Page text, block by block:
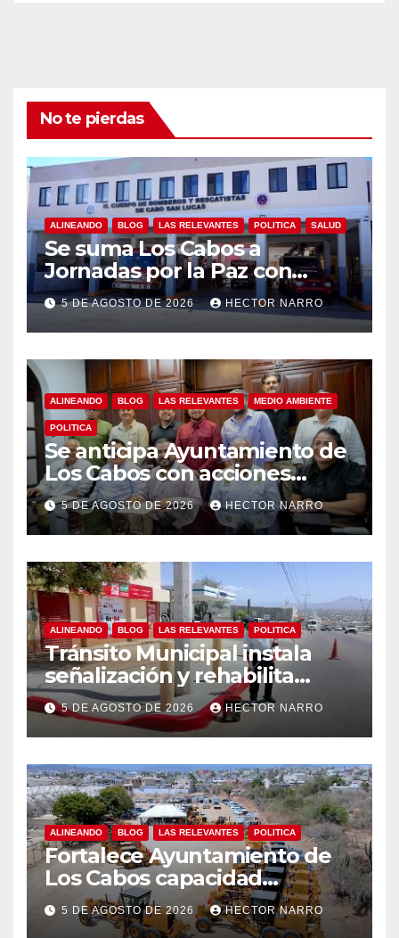
No te pierdas
ALINEANDO BLOG LAS RELEVANTES POLITICA SALUD
Se suma Los Cabos a
Jornadas por la Paz con
capacitación en primeros
auxilios para jóvenes
5 DE AGOSTO DE 2026 HECTOR NARRO
ALINEANDO BLOG LAS RELEVANTES MEDIO AMBIENTE
POLITICA
Se anticipa Ayuntamiento de
Los Cabos con acciones
preventivas ante lluvias en el
centro histórico
5 DE AGOSTO DE 2026 HECTOR NARRO
ALINEANDO BLOG LAS RELEVANTES POLITICA
Tránsito Municipal instala
señalización y rehabilita
cruces peatonales en Los
Cabos
5 DE AGOSTO DE 2026 HECTOR NARRO
ALINEANDO BLOG LAS RELEVANTES POLITICA
Fortalece Ayuntamiento de
Los Cabos capacidad
operativa de Servicios
Públicos con recursos del
5 DE AGOSTO DE 2026 HECTOR NARRO